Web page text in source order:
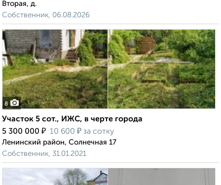
Вторая, д.
Собственник, 06.08.2026
8
Участок 5 сот., ИЖС, в черте города
5 300 000 ₽ 10 600 ₽ за сотку
Ленинский район, Солнечная 17
Собственник, 31.01.2021